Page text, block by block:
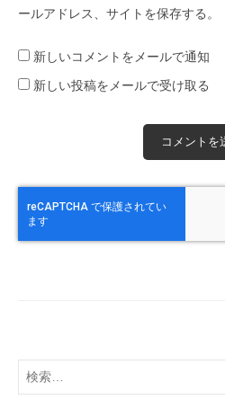
ールアドレス、サイトを保存する。
新しいコメントをメールで通知
新しい投稿をメールで受け取る
検